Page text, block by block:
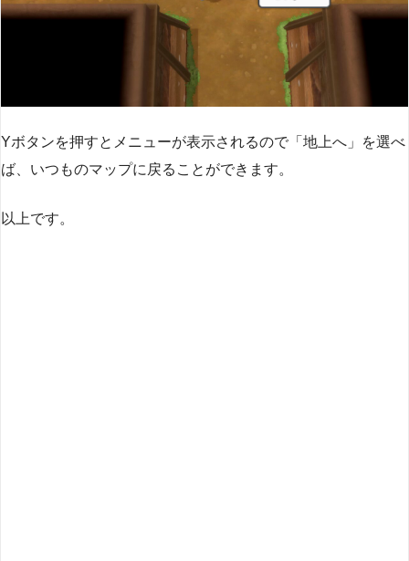
Yボタンを押すとメニューが表示されるので「地上へ」を選べ
ば、いつものマップに戻ることができます。
以上です。